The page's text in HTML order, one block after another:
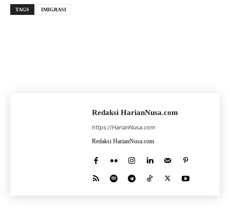
TAGS IMIGRASI
Redaksi HarianNusa.com
https://HarianNusa.com
Redaksi HarianNusa.com